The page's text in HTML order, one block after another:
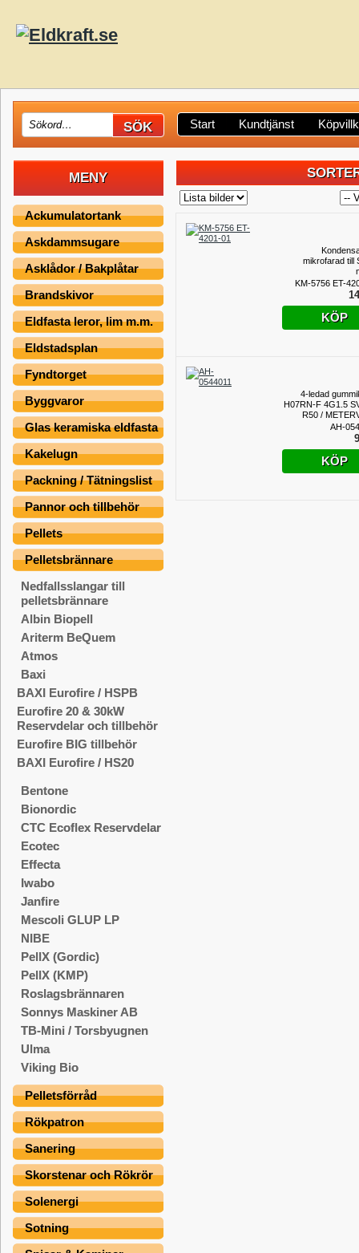
Start Kundtjänst
MENY
Ackumulatortank
Askdammsugare
Asklådor / Bakplåtar
Brandskivor
Eldfasta leror, lim m.m.
Eldstadsplan
Fyndtorget
Byggvaror
Glas keramiska eldfasta
Kakelugn
Packning / Tätningslist
Pannor och tillbehör
Pellets
Pelletsbrännare
Nedfallsslangar till
pelletsbrännare
Albin Biopell
Ariterm BeQuem
Atmos
Baxi
BAXI Eurofire / HSPB
Eurofire 20 & 30kW
Reservdelar och tillbehör
Eurofire BIG tillbehör
BAXI Eurofire / HS20
Bentone
Bionordic
CTC Ecoflex Reservdelar
Ecotec
Effecta
Iwabo
Janfire
Mescoli GLUP LP
NIBE
PellX (Gordic)
PellX (KMP)
Roslagsbrännaren
Sonnys Maskiner AB
TB-Mini / Torsbyugnen
Ulma
Viking Bio
Pelletsförråd
Rökpatron
Sanering
Skorstenar och Rökrör
Solenergi
Sotning
mikrofarad till
KM-5756 ET-
KÖP
4-ledad
H07RN-F 4G1.5
R50 /
AH-
KÖP